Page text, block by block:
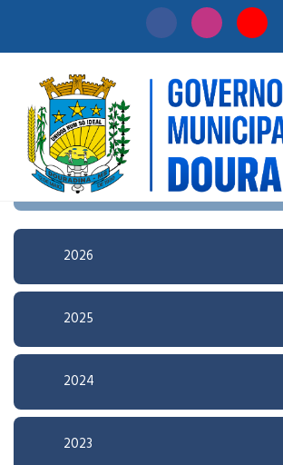
Início / Licitação
Pesquisa Avançada
2026
2025
2024
2023